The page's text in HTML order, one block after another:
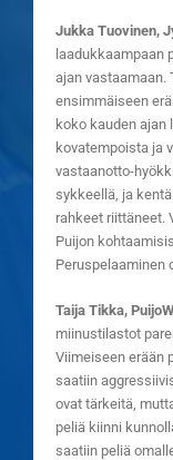
Jukka Tuovinen,
laadukkaampaan
ajan vastaamaan.
ensimmäiseen
koko kauden ajan
kovatempoista ja
vastaanotto-
sykkeellä, ja
rahkeet riittäneet.
Puijon
Peruspelaaminen
Taija Tikka,
miinustilastot
Viimeiseen erään
saatiin
ovat tärkeitä,
peliä kiinni
saatiin peliä